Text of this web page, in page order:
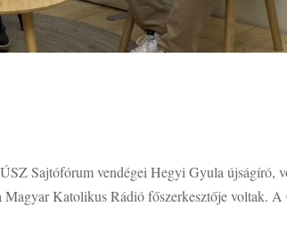
Sajtófórum vendégei Hegyi Gyula újságíró,
Katolikus Rádió főszerkesztője voltak. A